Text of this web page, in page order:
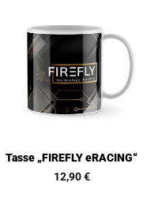
Tasse „FIREFLY eRACING“
12,90€